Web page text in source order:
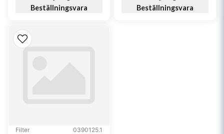
Beställningsvara
Beställningsvara
Filter 0390125.1